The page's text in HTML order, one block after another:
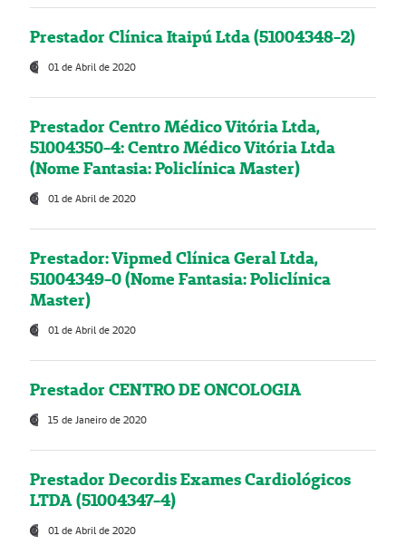
Prestador Clínica Itaipú Ltda (51004348-2)
01 de Abril de 2020
Prestador Centro Médico Vitória Ltda,
51004350-4: Centro Médico Vitória Ltda
(Nome Fantasia: Policlínica Master)
01 de Abril de 2020
Prestador: Vipmed Clínica Geral Ltda,
51004349-0 (Nome Fantasia: Policlínica
Master)
01 de Abril de 2020
Prestador CENTRO DE ONCOLOGIA
15 de Janeiro de 2020
Prestador Decordis Exames Cardiológicos
LTDA (51004347-4)
01 de Abril de 2020